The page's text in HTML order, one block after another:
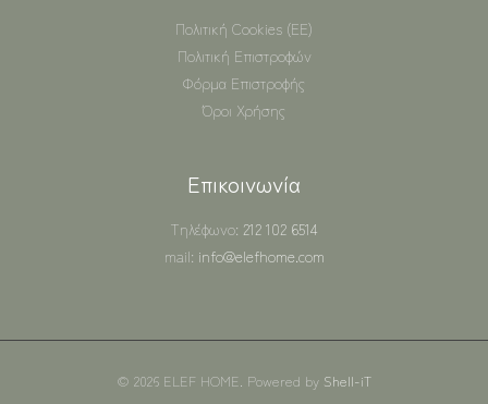
Πολιτική Cookies (ΕΕ)
Πολιτική Επιστροφών
Φόρμα Επιστροφής
Όροι Χρήσης
Επικοινωνία
Τηλέφωνο: 212 102 6514
mail: info@elefhome.com
© 2026 ELEF HOME. Powered by Shell-iT